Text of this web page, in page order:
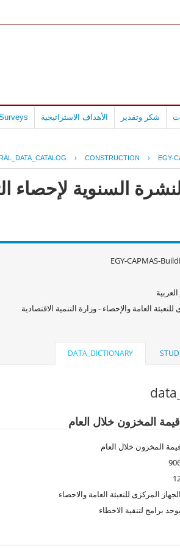
شكر وتقدير الأهداف الاستراتيجية
› CONSTRUCTION › EGY-
السنوية لإحصاء
EGY-CAPMAS-
العامة والإحصاء - وزارة التنمية الاقتصادية
DATA_DICTIONARY
المخزون خلال العام
المخزون خلال العام
الجهاز المركزى للتعبئة العامة والاحصاء
يوجد برامج لتنقية الاخطاء